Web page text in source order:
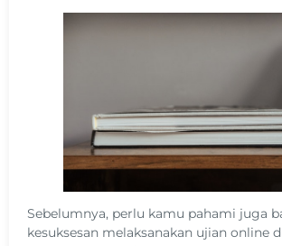
Sebelumnya, perlu kamu pahami juga
kesuksesan melaksanakan ujian online